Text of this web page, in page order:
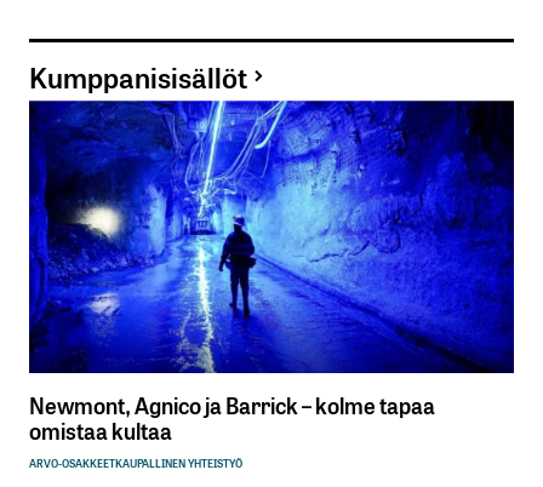
Kumppanisisällöt
Newmont, Agnico ja Barrick – kolme tapaa
omistaa kultaa
ARVO-OSAKKEETKAUPALLINEN YHTEISTYÖ